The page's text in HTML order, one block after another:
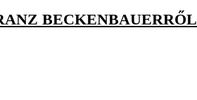
BECKENBAUERRŐL